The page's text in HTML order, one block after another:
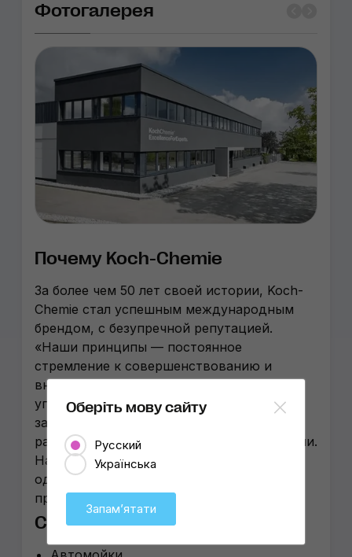
Фотогалерея
Почему Koch-Chemie
За более чем 50 лет своей истории, Koch-
Chemie стал успешным международным
брендом, с безупречной репутацией.
«Наши принципы — постоянное
стремление к совершенствованию и
внимание к деталям», — говорят в
управлении компании. «Мы сами
занимаемся научными исследованиями,
разработкой, производством и продажами.
Наши продукты были проверены и
одобрены непосредственно
производителями автомобилей».
Сферы применения
Оберіть мову сайту
Русский
Українська
Запамʼятати